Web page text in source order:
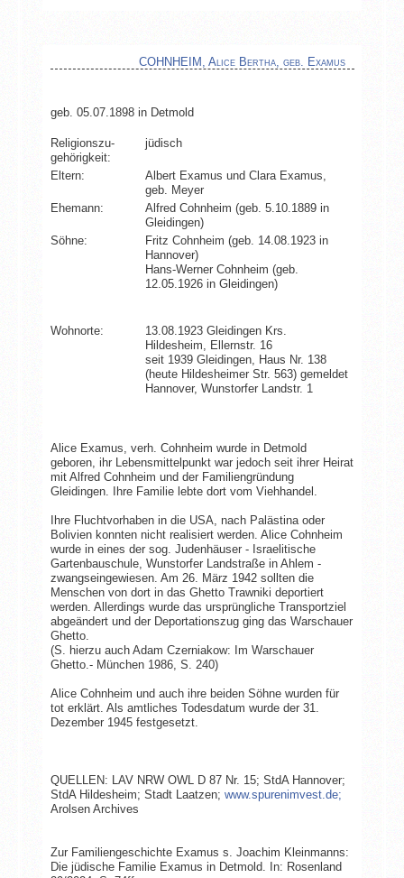
COHNHEIM, Alice Bertha, geb. Examus
geb. 05.07.1898 in Detmold
Religionszu­
gehörigkeit:
jüdisch
Eltern:
Albert Examus und Clara Examus,
geb. Meyer
Ehemann:
Alfred Cohnheim (geb. 5.10.1889 in
Gleidingen)
Söhne:
Fritz Cohnheim (geb. 14.08.1923 in
Hannover)
Hans-Werner Cohnheim (geb.
12.05.1926 in Gleidingen)
Wohnorte:
13.08.1923 Gleidingen Krs.
Hildesheim, Ellernstr. 16
seit 1939 Gleidingen, Haus Nr. 138
(heute Hildesheimer Str. 563) gemeldet
Hannover, Wunstorfer Landstr. 1
Alice Examus, verh. Cohnheim wurde in Detmold
geboren, ihr Lebensmittelpunkt war jedoch seit ihrer Heirat
mit Alfred Cohnheim und der Familiengründung
Gleidingen. Ihre Familie lebte dort vom Viehhandel.
Ihre Fluchtvorhaben in die USA, nach Palästina oder
Bolivien konnten nicht realisiert werden. Alice Cohnheim
wurde in eines der sog. Judenhäuser - Israelitische
Gartenbauschule, Wunstorfer Landstraße in Ahlem -
zwangseingewiesen. Am 26. März 1942 sollten die
Menschen von dort in das Ghetto Trawniki deportiert
werden. Allerdings wurde das ursprüngliche Transportziel
abgeändert und der Deportationszug ging das Warschauer
Ghetto.
(S. hierzu auch Adam Czerniakow: Im Warschauer
Ghetto.- München 1986, S. 240)
Alice Cohnheim und auch ihre beiden Söhne wurden für
tot erklärt. Als amtliches Todesdatum wurde der 31.
Dezember 1945 festgesetzt.
QUELLEN: LAV NRW OWL D 87 Nr. 15; StdA Hannover;
StdA Hildesheim; Stadt Laatzen; www.spurenimvest.de;
Arolsen Archives
Zur Familiengeschichte Examus s. Joachim Kleinmanns:
Die jüdische Familie Examus in Detmold. In: Rosenland